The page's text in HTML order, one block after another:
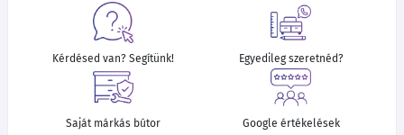
Kérdésed van? Segítünk! Egyedileg szeretnéd?
Saját márkás bútor Google értékelések